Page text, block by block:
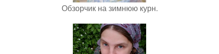
Обзорчик на зимнюю курн.